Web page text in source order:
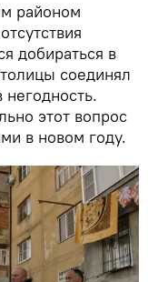
районом
добираться в
соединял
этот вопрос
в новом году.